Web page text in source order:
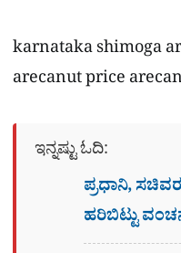
karnataka shimoga
arecanut price
ಇನ್ನಷ್ಟು ಓದಿ:
ಪ್ರಧಾನಿ,
ಹರಿಬಿಟ್ಟು